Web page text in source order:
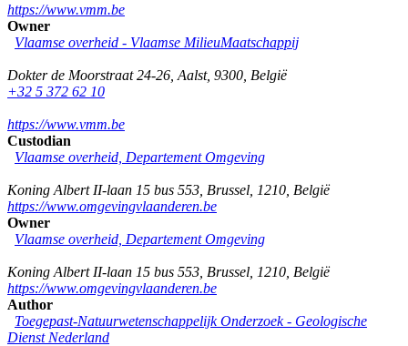
https://www.vmm.be
Owner
Vlaamse overheid - Vlaamse MilieuMaatschappij
Dokter de Moorstraat 24-26 Aalst, 9300 België
+32 5 372 62 10
https://www.vmm.be
Custodian
Vlaamse overheid, Departement Omgeving
Koning Albert II-laan 15 bus 553 Brussel 1210 België
https://www.omgevingvlaanderen.be
Owner
Vlaamse overheid, Departement Omgeving
Koning Albert II-laan 15 bus 553 Brussel 1210 België
https://www.omgevingvlaanderen.be
Author
Toegepast-Natuurwetenschappelijk Onderzoek - Geologische
Dienst Nederland